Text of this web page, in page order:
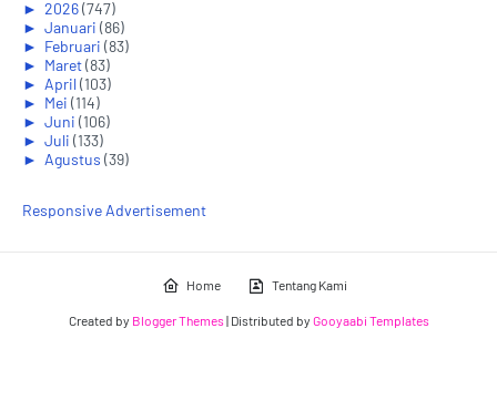
► 2026(747)
► Januari (86)
► Februari (83)
► Maret(83)
► April(103)
► Mei (114)
► Juni (106)
► Juli (133)
► Agustus (39)
Responsive Advertisement
Home Tentang Kami
Created by Blogger Themes| Distributed by Gooyaabi Templates